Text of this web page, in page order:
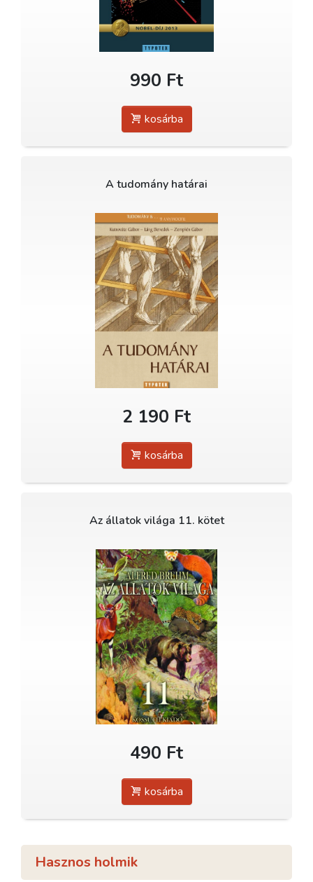
990 Ft
kosárba
A tudomány határai
2 190 Ft
kosárba
Az állatok világa 11. kötet
490 Ft
kosárba
Hasznos holmik